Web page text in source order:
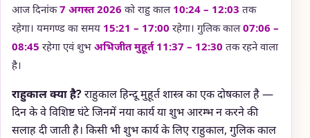
आज दिनांक7 अगस्त 2026 को राहु काल 10:24 – 12:03 तक
रहेगा। यमगण्ड का समय 15:21 – 17:00 रहेगा। गुलिक काल07:06 –
08:45 रहेगा एवं शुभ अभिजीत मुहूर्त 11:37 – 12:30 तक रहने वाला
है।
राहुकाल क्या है?राहुकाल हिन्दू मुहूर्त शास्त्र का एक दोषकाल है —
दिन के वे विशिष्ट घंटे जिनमें नया कार्य या शुभ आरम्भ न करने की
सलाह दी जाती है। किसी भी शुभ कार्य के लिए राहुकाल, गुलिक काल